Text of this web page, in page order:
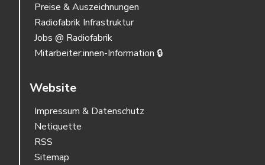
Preise & Auszeichnungen
Radiofabrik Infrastruktur
Jobs @ Radiofabrik
Mitarbeiter:innen-Information 🔒
Website
Impressum & Datenschutz
Netiquette
RSS
Sitemap